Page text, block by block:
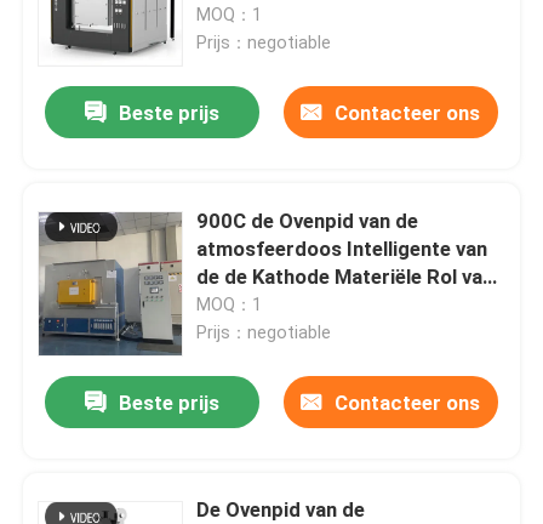
Fosfaatatmosfeer van de de
Doosrol de Haardoven
MOQ：1
Prijs：negotiable
Beste prijs Contacteer ons
900C de Ovenpid van de
atmosfeerdoos Intelligente van
de de Kathode Materiële Rol van
de Temperatuurcontrole de
Haardoven
MOQ：1
Prijs：negotiable
Beste prijs Contacteer ons
De Ovenpid van de